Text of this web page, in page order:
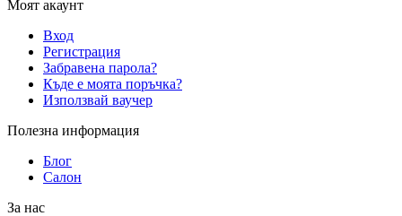
Моят акаунт
Вход
Регистрация
Забравена парола?
Къде е моята поръчка?
Използвай ваучер
Полезна информация
Блог
Салон
За нас